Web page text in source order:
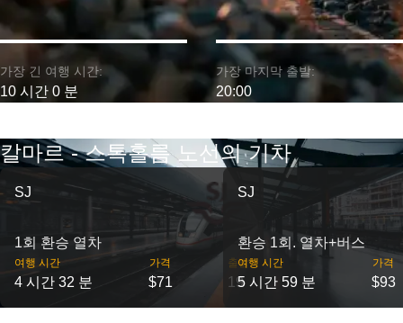
가장 긴 여행 시간:
10 시간 0 분
가장 마지막 출발:
20:00
칼마르 - 스톡홀름 노선의 기차
SJ
1회 환승 열차
여행 시간
4 시간 32 분
가격
$71
출발
19
SJ
환승 1회. 열차+버스
여행 시간
5 시간 59 분
가격
$93